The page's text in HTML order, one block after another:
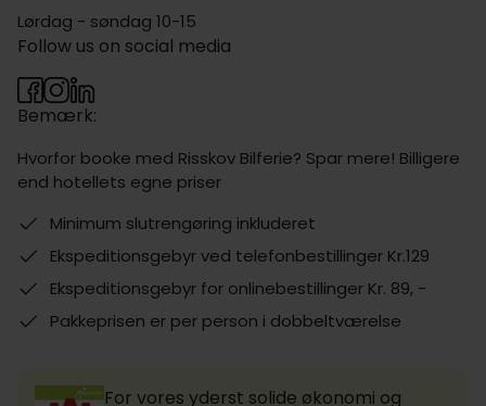
Lørdag - søndag 10-15
Bemærk:
Hvorfor booke med Risskov Bilferie? Spar mere! Billigere
end hotellets egne priser
Minimum slutrengøring inkluderet
Ekspeditionsgebyr ved telefonbestillinger Kr.129
Ekspeditionsgebyr for onlinebestillinger Kr. 89, -
Pakkeprisen er per person i dobbeltværelse
Follow us on social media
For vores yderst solide økonomi og